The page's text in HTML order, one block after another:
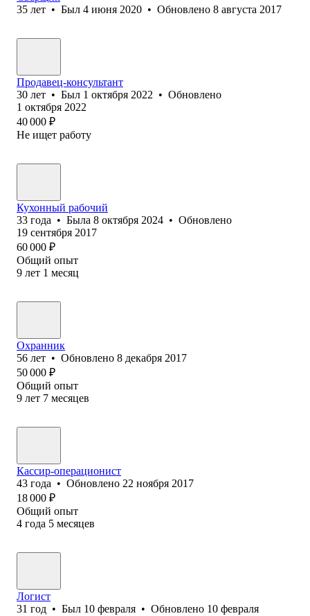
35 лет • Был 4 июня 2020 • Обновлено 8 августа 2017
Продавец-консультант
30 лет • Был 1 октября 2022 • Обновлено
1 октября 2022
40 000 ₽
Не ищет работу
Кухонный рабочий
33 года • Была 8 октября 2024 • Обновлено
19 сентября 2017
60 000 ₽
Общий опыт
9 лет 1 месяц
Охранник
56 лет • Обновлено 8 декабря 2017
50 000 ₽
Общий опыт
9 лет 7 месяцев
Кассир-операционист
43 года • Обновлено 22 ноября 2017
18 000 ₽
Общий опыт
4 года 5 месяцев
Логист
31 год • Был 10 февраля • Обновлено 10 февраля